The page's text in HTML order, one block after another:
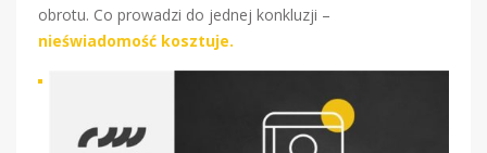
obrotu. Co prowadzi do jednej konkluzji –
nieświadomość kosztuje.